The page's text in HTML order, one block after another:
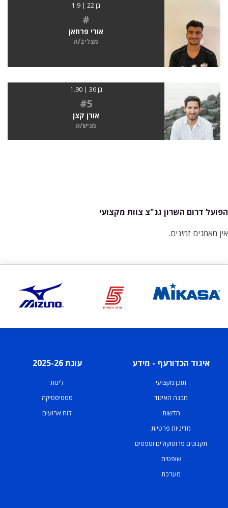
בן 22 | 1.9
#
אורי פרחאן
מצליב/ה
בן 36 | 1.90
#5
אורן קצן
מגיש/ה
הפועל דרום השרון גנ"צ צוות מקצועי
אין מאמנים זמינים.
איגוד הכדורעף - מידע
תוכן מקצועי
מבנה האיגוד
חדשות
מדיניות פרטיות
תקנונים פרוטוקולים וטפסים
שופטים
מערכת
עונת 2025-26
ליגות
סטטיסטיקה
לוח ארועים